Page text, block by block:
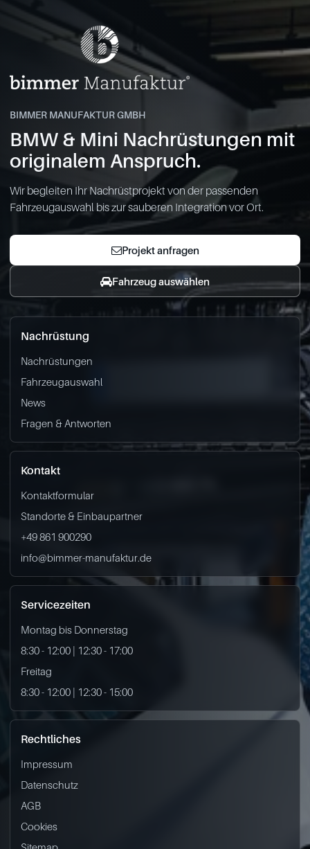
BIMMER MANUFAKTUR GMBH
BMW & Mini Nachrüstungen mit
originalem Anspruch.
Wir begleiten Ihr Nachrüstprojekt von der passenden
Fahrzeugauswahl bis zur sauberen Integration vor Ort.
Projekt anfragen
Fahrzeug auswählen
Nachrüstung
Nachrüstungen
Fahrzeugauswahl
News
Fragen & Antworten
Kontakt
Kontaktformular
Standorte & Einbaupartner
+49 861 900290
info@bimmer-manufaktur.de
Servicezeiten
Montag bis Donnerstag
8:30 - 12:00 | 12:30 - 17:00
Freitag
8:30 - 12:00 | 12:30 - 15:00
Rechtliches
Impressum
Datenschutz
AGB
Cookies